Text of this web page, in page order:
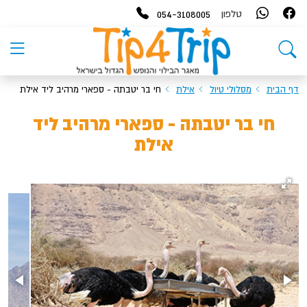
טלפון 054-3108005
דף הבית מסלולי טיול אילת חי בר יטבתה - ספארי מרהיב ליד אילת
חי בר יטבתה - ספארי מרהיב ליד
אילת